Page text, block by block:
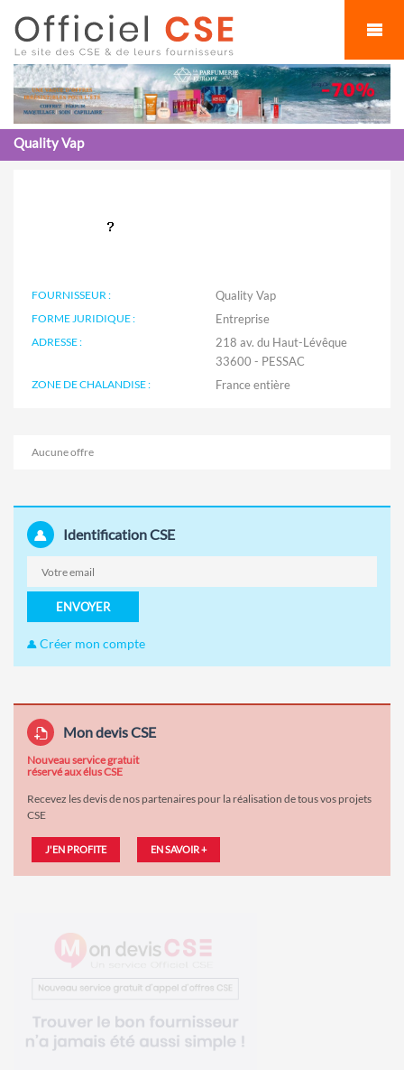
Quality Vap
FOURNISSEUR : Quality Vap
FORME JURIDIQUE : Entreprise
ADRESSE :
218 av. du Haut-Lévêque
33600 - PESSAC
ZONE DE CHALANDISE :
Aucune offre
Identification CSE
ENVOYER
Créer mon compte
Mon devis CSE
Nouveau service gratuit
réservé aux élus CSE
Recevez les devis de nos partenaires pour la réalisation de tous vos projets
CSE
J'EN PROFITE EN SAVOIR +